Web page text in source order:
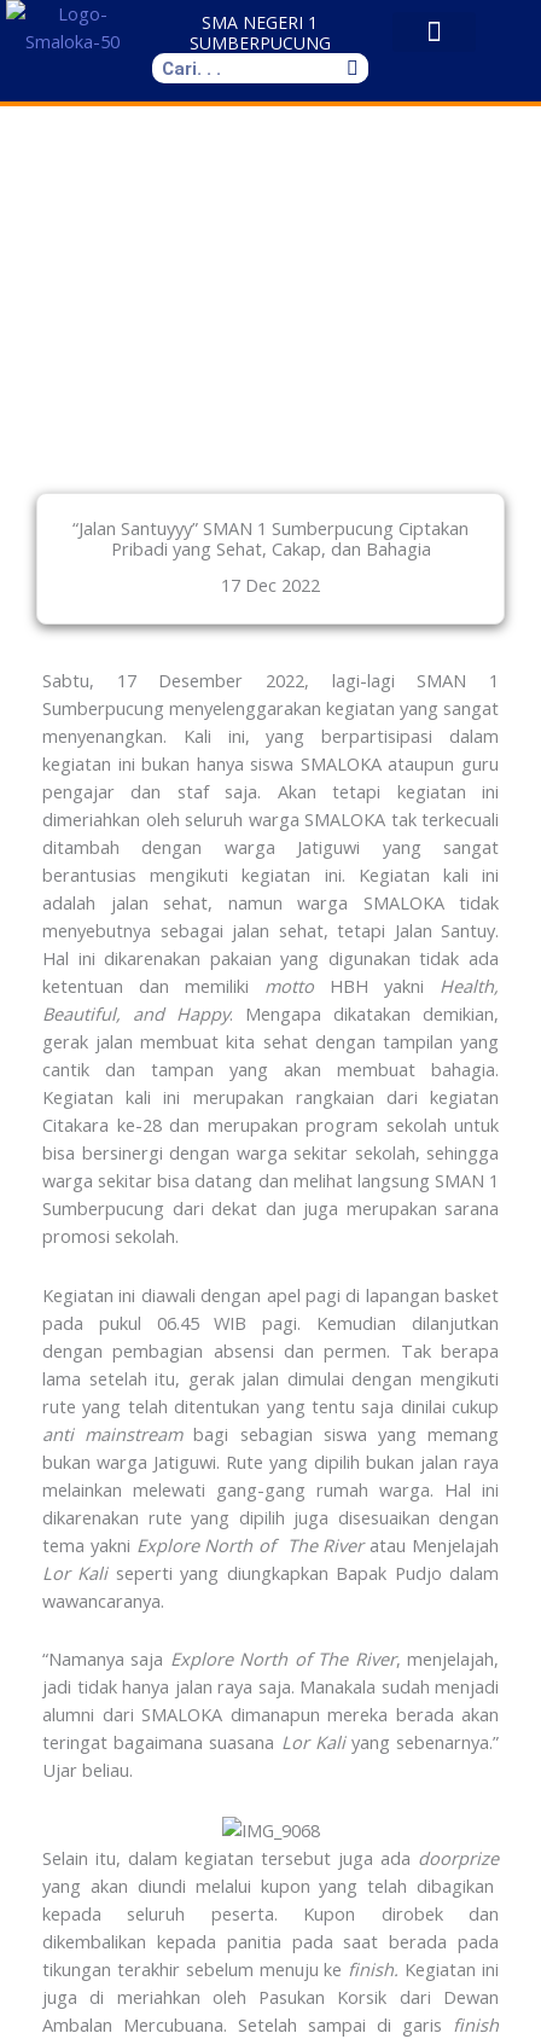
Skip
SMA NEGERI 1
SUMBERPUCUNG
Search
“Jalan Santuyyy” SMAN 1 Sumberpucung Ciptakan
Pribadi yang Sehat, Cakap, dan Bahagia
17 Dec 2022
Sabtu, 17 Desember 2022, lagi-lagi SMAN 1
Sumberpucung menyelenggarakan kegiatan yang sangat
menyenangkan. Kali ini, yang berpartisipasi dalam
kegiatan ini bukan hanya siswa SMALOKA ataupun guru
pengajar dan staf saja. Akan tetapi kegiatan ini
dimeriahkan oleh seluruh warga SMALOKA tak terkecuali
ditambah dengan warga Jatiguwi yang sangat
berantusias mengikuti kegiatan ini. Kegiatan kali ini
adalah jalan sehat, namun warga SMALOKA tidak
menyebutnya sebagai jalan sehat, tetapi Jalan Santuy.
Hal ini dikarenakan pakaian yang digunakan tidak ada
ketentuan dan memiliki motto HBH yakni Health,
Beautiful, and Happy. Mengapa dikatakan demikian,
gerak jalan membuat kita sehat dengan tampilan yang
cantik dan tampan yang akan membuat bahagia.
Kegiatan kali ini merupakan rangkaian dari kegiatan
Citakara ke-28 dan merupakan program sekolah untuk
bisa bersinergi dengan warga sekitar sekolah, sehingga
warga sekitar bisa datang dan melihat langsung SMAN 1
Sumberpucung dari dekat dan juga merupakan sarana
promosi sekolah.
Kegiatan ini diawali dengan apel pagi di lapangan basket
pada pukul 06.45 WIB pagi. Kemudian dilanjutkan
dengan pembagian absensi dan permen. Tak berapa
lama setelah itu, gerak jalan dimulai dengan mengikuti
rute yang telah ditentukan yang tentu saja dinilai cukup
anti mainstreambagi sebagian siswa yang memang
bukan warga Jatiguwi. Rute yang dipilih bukan jalan raya
melainkan melewati gang-gang rumah warga. Hal ini
dikarenakan rute yang dipilih juga disesuaikan dengan
tema yakni Explore North of The Riveratau Menjelajah
Lor Kaliseperti yang diungkapkan Bapak Pudjo dalam
wawancaranya.
“Namanya saja Explore North of The River, menjelajah,
jadi tidak hanya jalan raya saja. Manakala sudah menjadi
alumni dari SMALOKA dimanapun mereka berada akan
teringat bagaimana suasana Lor Kali yang sebenarnya.”
Ujar beliau.
Selain itu, dalam kegiatan tersebut juga ada doorprize
yang akan diundi melalui kupon yang telah dibagikan
kepada seluruh peserta. Kupon dirobek dan
dikembalikan kepada panitia pada saat berada pada
tikungan terakhir sebelum menuju ke finish. Kegiatan ini
juga di meriahkan oleh Pasukan Korsik dari Dewan
Ambalan Mercubuana. Setelah sampai di garis finish